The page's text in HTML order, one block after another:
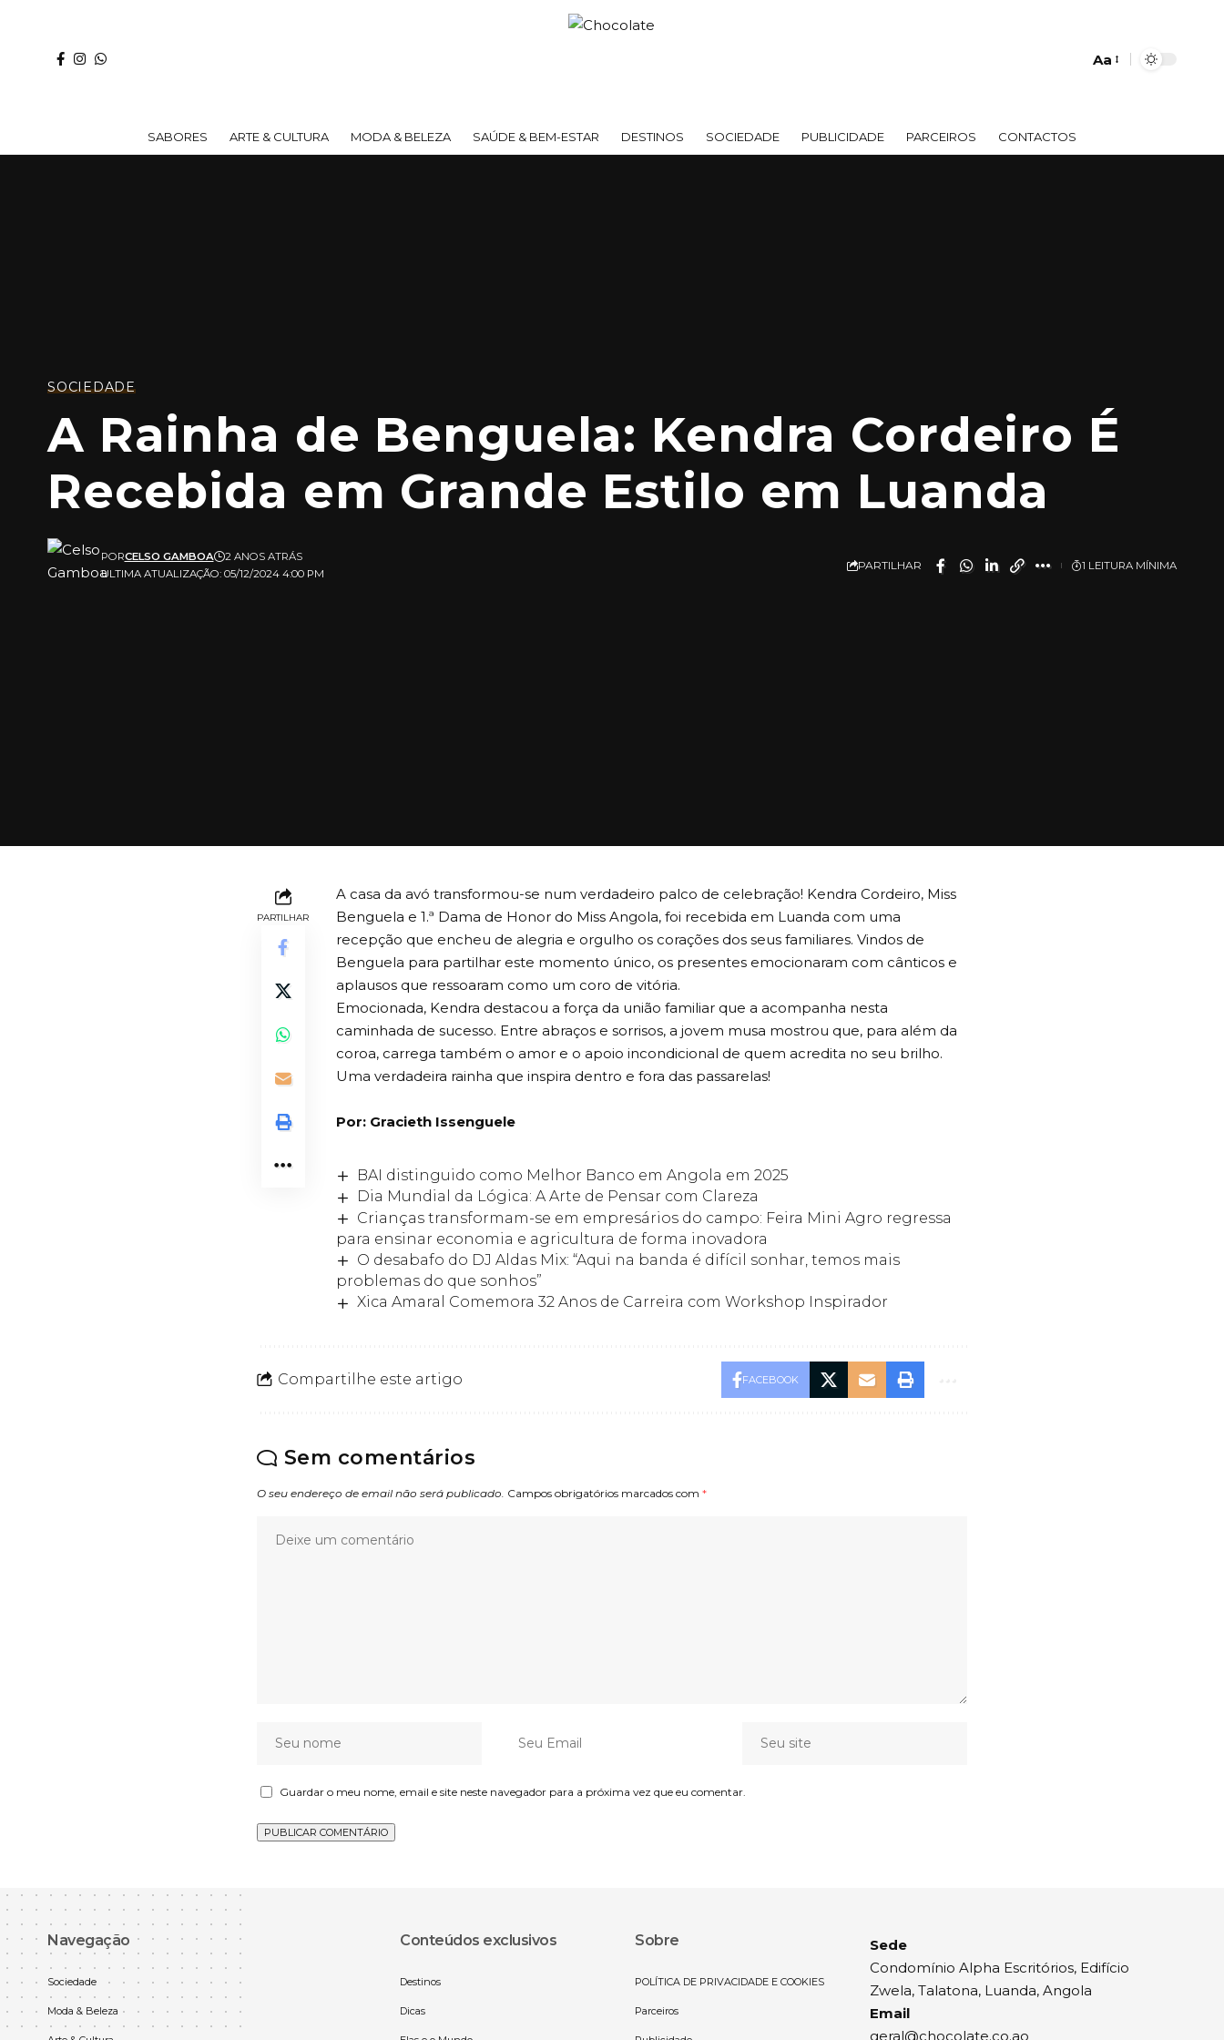
Aa
SABORES ARTE & CULTURA MODA & BELEZA SAÚDE & BEM-ESTAR DESTINOS SOCIEDADE PUBLICIDADE PARCEIROS CONTACTOS
SOCIEDADE
A Rainha de Benguela: Kendra Cordeiro É
Recebida em Grande Estilo em Luanda
ULTIMA ATUALIZAÇÃO: 05/12/2024 4:00 PM
PORCELSO GAMBOA 2 ANOS ATRÁS
PARTILHAR 1 LEITURA MÍNIMA
PARTILHAR
A casa da avó transformou-se num verdadeiro palco de celebração! Kendra Cordeiro, Miss
Benguela e 1.ª Dama de Honor do Miss Angola, foi recebida em Luanda com uma
recepção que encheu de alegria e orgulho os corações dos seus familiares. Vindos de
Benguela para partilhar este momento único, os presentes emocionaram com cânticos e
aplausos que ressoaram como um coro de vitória.
Emocionada, Kendra destacou a força da união familiar que a acompanha nesta
caminhada de sucesso. Entre abraços e sorrisos, a jovem musa mostrou que, para além da
coroa, carrega também o amor e o apoio incondicional de quem acredita no seu brilho.
Uma verdadeira rainha que inspira dentro e fora das passarelas!
Por: Gracieth Issenguele
BAI distinguido como Melhor Banco em Angola em 2025
Dia Mundial da Lógica: A Arte de Pensar com Clareza
Crianças transformam-se em empresários do campo: Feira Mini Agro regressa
para ensinar economia e agricultura de forma inovadora
O desabafo do DJ Aldas Mix: “Aqui na banda é difícil sonhar, temos mais
problemas do que sonhos”
Xica Amaral Comemora 32 Anos de Carreira com Workshop Inspirador
Compartilhe este artigo FACEBOOK
Sem comentários
O seu endereço de email não será publicado. Campos obrigatórios marcados com *
Guardar o meu nome, email e site neste navegador para a próxima vez que eu comentar.
Navegação
Sociedade
Moda & Beleza
Conteúdos exclusivos
Destinos
Dicas
Sobre
POLÍTICA DE PRIVACIDADE E COOKIES
Parceiros
Sede
Condomínio Alpha Escritórios, Edifício
Zwela, Talatona, Luanda, Angola
Email
geral@chocolate.co.ao